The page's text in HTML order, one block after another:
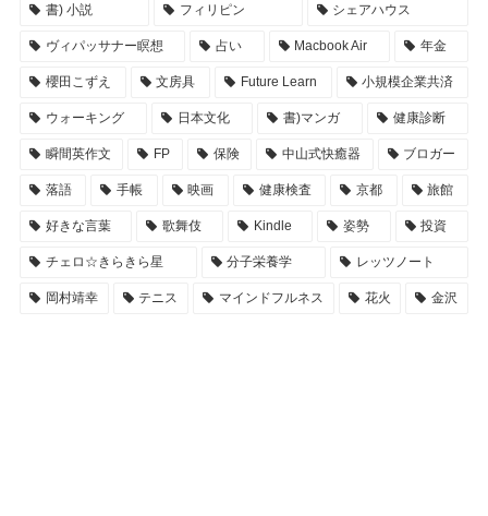
書) 小説 フィリピン シェアハウス
ヴィパッサナー瞑想 占い Macbook Air 年金
櫻田こずえ 文房具 Future Learn 小規模企業共済
ウォーキング 日本文化 書)マンガ 健康診断
瞬間英作文 FP 保険 中山式快癒器 ブロガー
落語 手帳 映画 健康検査 京都 旅館
好きな言葉 歌舞伎 Kindle 姿勢 投資
チェロ☆きらきら星 分子栄養学 レッツノート
岡村靖幸 テニス マインドフルネス 花火 金沢